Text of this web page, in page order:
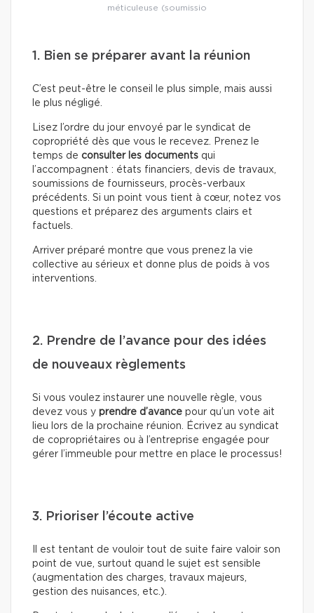
méticuleuse (soumissio
1. Bien se préparer avant la réunion
C’est peut-être le conseil le plus simple, mais aussi
le plus négligé.
Lisez l’ordre du jour envoyé par le syndicat de
copropriété dès que vous le recevez. Prenez le
temps de consulter les documents qui
l’accompagnent : états financiers, devis de travaux,
soumissions de fournisseurs, procès-verbaux
précédents. Si un point vous tient à cœur, notez vos
questions et préparez des arguments clairs et
factuels.
Arriver préparé montre que vous prenez la vie
collective au sérieux et donne plus de poids à vos
interventions.
2. Prendre de l’avance pour des idées
de nouveaux règlements
Si vous voulez instaurer une nouvelle règle, vous
devez vous y prendre d’avance pour qu’un vote ait
lieu lors de la prochaine réunion. Écrivez au syndicat
de copropriétaires ou à l’entreprise engagée pour
gérer l’immeuble pour mettre en place le processus!
3. Prioriser l’écoute active
Il est tentant de vouloir tout de suite faire valoir son
point de vue, surtout quand le sujet est sensible
(augmentation des charges, travaux majeurs,
gestion des nuisances, etc.).